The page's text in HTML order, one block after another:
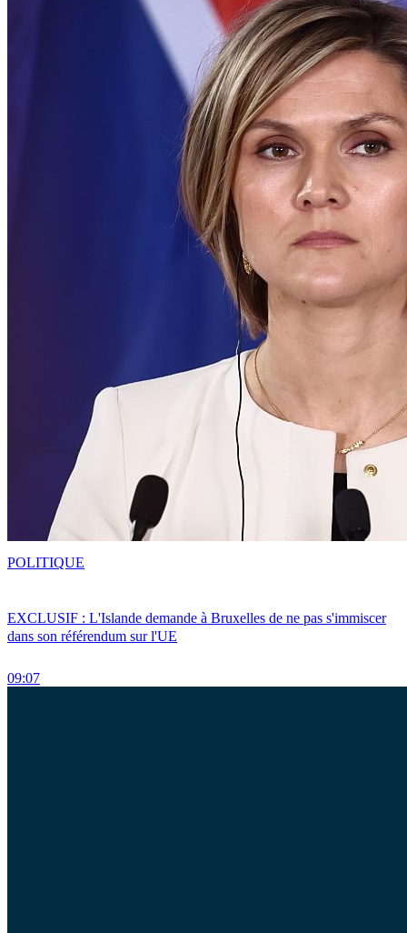
EXCLUSIF : L'Islande demande à Bruxelles de ne pas s'immiscer
dans son référendum sur l'UE
09:07
POLITIQUE